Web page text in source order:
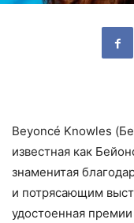
Beyoncé Knowles
известная как
знаменитая
и потрясающим
удостоенная